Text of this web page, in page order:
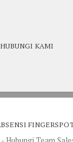
KAMI